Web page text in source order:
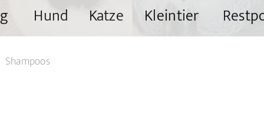
Hund Katze Kleintier
Shampoos